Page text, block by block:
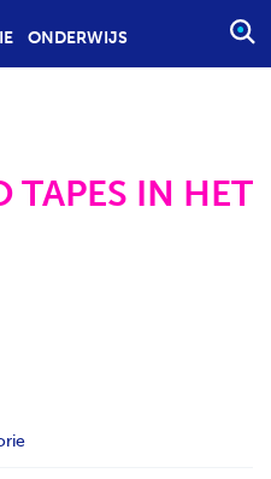
ONDERWIJS
S
T
E
TAPES IN HET